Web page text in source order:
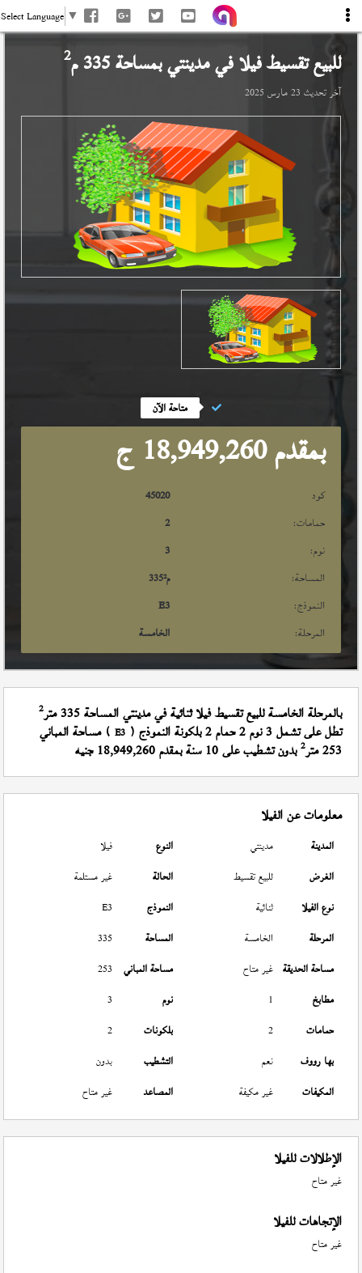
Select Language ▼
للبيع تقسيط فيلا فيمدينتيبمساحة 335 م 2
آخر تحديث 23 مارس 2025
متاحة الآن
بمقدم 18,949,260 ج
كود
45020
حمامات:
2
نوم:
3
المساحة:
335م²
النموذج:
E3
المرحلة:
الخامسة
بالمرحلة الخامسة للبيع تقسيط فيلا ثنائية في مدينتي المساحة 335 متر 2
تطل على تشمل 3 نوم 2 حمام 2 بلكونة النموذج ( E3 ) مساحة المباني
253 متر 2بدون تشطيب على 10 سنة بمقدم 18,949,260 جنيه
معلومات عن الفيلا
المدينة مدينتي النوع
فيلا
الغرض
للبيع تقسيط الحالة
غير مستلمة
نوع الفيلا
ثنائية النموذج
E3
المرحلة
الخامسة المساحة
335
مساحة الحديقة غير متاح مساحة المباني
253
مطابخ
1 نوم
3
حمامات
2 بلكونات
2
بها رووف
نعم التشطيب
بدون
المكيفات
غير مكيفة المصاعد غير متاح
الإطلالات للفيلا
غير متاح
الإتجاهات للفيلا
غير متاح